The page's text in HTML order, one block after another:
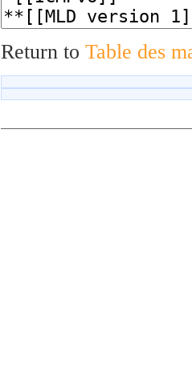
Return to Table des